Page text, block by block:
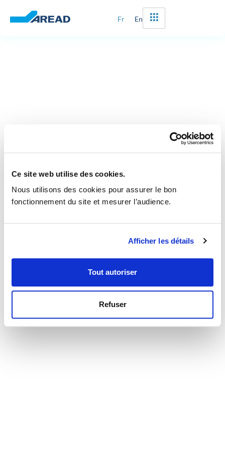
Ce site web utilise des cookies.
Nous utilisons des cookies pour assurer le bon
fonctionnement du site et mesurer l’audience.
Afficher les détails
Tout autoriser
Refuser
Fr En